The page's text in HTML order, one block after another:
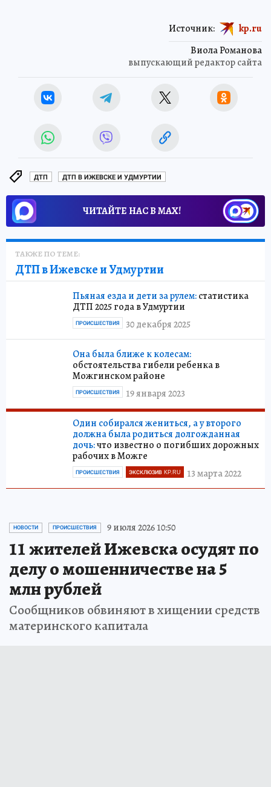
Виола Романова
выпускающий редактор сайта
Источник: kp.ru
ДТП ДТП В ИЖЕВСКЕ И УДМУРТИИ
ЧИТАЙТЕ НАС В МАХ!
ТАКЖЕ ПО ТЕМЕ:
ДТП в Ижевске и Удмуртии
Пьяная езда и дети за рулем:статистика
ДТП 2025 года в Удмуртии
30 декабря 2025
ПРОИСШЕСТВИЯ
Она была ближе к колесам:
обстоятельства гибели ребенка в
Можгинском районе
19 января 2023
ПРОИСШЕСТВИЯ
Один собирался жениться, а у второго
должна была родиться долгожданная
дочь:что известно о погибших дорожных
рабочих в Можге
13 марта 2022
ПРОИСШЕСТВИЯ ЭКСКЛЮЗИВ KP.RU
НОВОСТИ ПРОИСШЕСТВИЯ 9 июля 2026 10:50
11 жителей Ижевска осудят по
делу о мошенничестве на 5
млн рублей
Сообщников обвиняют в хищении средств
материнского капитала